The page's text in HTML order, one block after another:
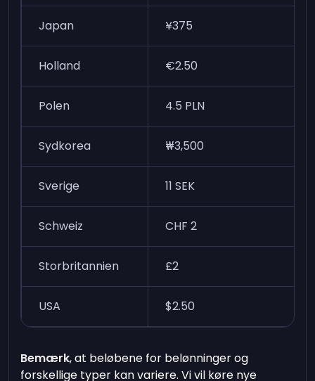
Japan ¥375
Holland €2.50
Polen 4.5 PLN
Sydkorea ₩3,500
Sverige 11 SEK
Schweiz CHF 2
Storbritannien £2
USA $2.50
Bemærk, at beløbene for belønninger og
forskellige typer kan variere. Vi vil køre nye